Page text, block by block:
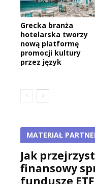
Grecka branża
hotelarska tworzy
nową platformę
promocji kultury
przez język
MATERIAŁ
Jak
finansowy
fundusze